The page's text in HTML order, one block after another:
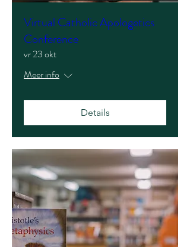
Virtual Catholic Apologetics
Conference
vr 23 okt
Meer info
Details